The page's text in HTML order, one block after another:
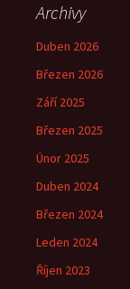
Archivy
Duben 2026
Březen 2026
Září 2025
Březen 2025
Únor 2025
Duben 2024
Březen 2024
Leden 2024
Říjen 2023